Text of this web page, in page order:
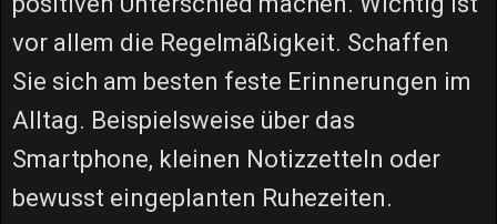
vor allem die Regelmäßigkeit. Schaffen
Sie sich am besten feste Erinnerungen im
Alltag. Beispielsweise über das
Smartphone, kleinen Notizzetteln oder
bewusst eingeplanten Ruhezeiten.